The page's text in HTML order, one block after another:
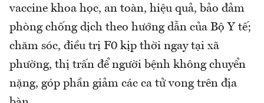
vaccine khoa học, an toàn, hiệu quả, bảo đảm
phòng chống dịch theo hướng dẫn của Bộ Y tế;
chăm sóc, điều trị F0 kịp thời ngay tại xã
phường, thị trấn để người bệnh không chuyển
nặng, góp phần giảm các ca tử vong trên địa